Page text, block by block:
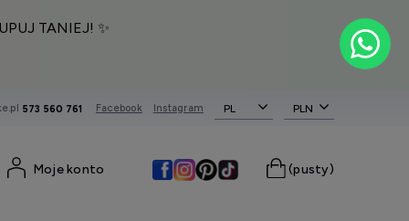
TANIEJ! ✨
573 560 761 Facebook Instagram PL
(pusty)
Moje konto